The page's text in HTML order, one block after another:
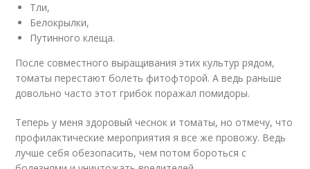
Тли,
Белокрылки,
Путинного клеща.
После совместного выращивания этих культур рядом,
томаты перестают болеть фитофторой. А ведь раньше
довольно часто этот грибок поражал помидоры.
Теперь у меня здоровый чеснок и томаты, но отмечу, что
профилактические мероприятия я все же провожу. Ведь
лучше себя обезопасить, чем потом бороться с